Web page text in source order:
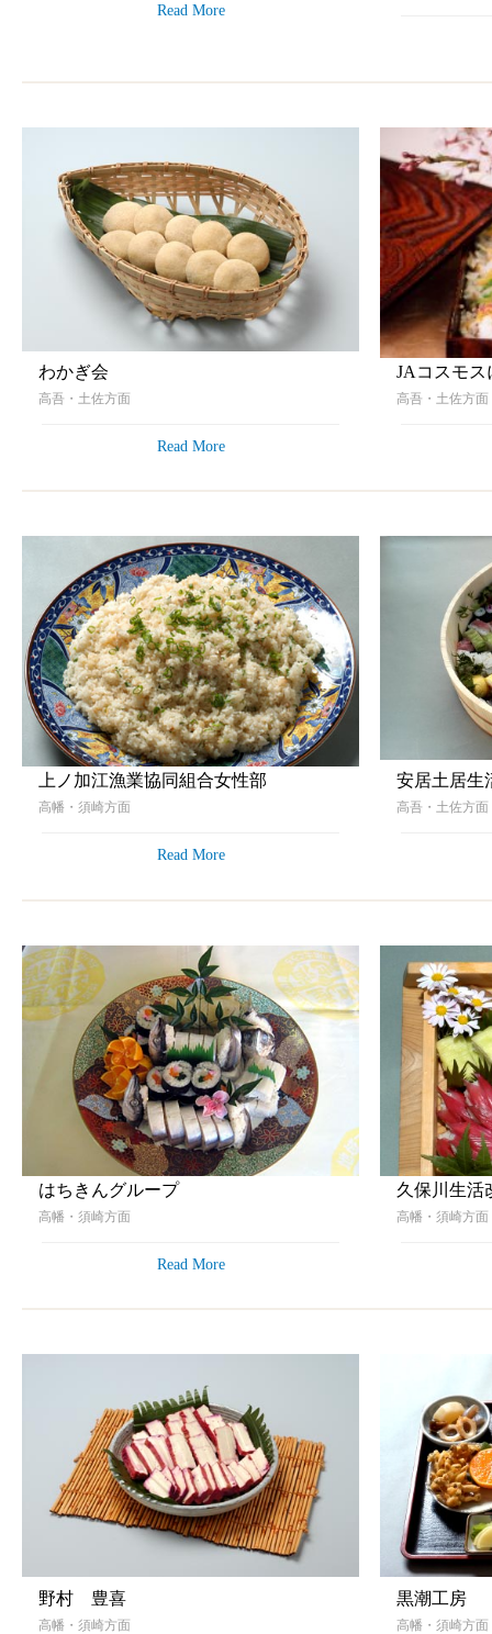
Read More
わかぎ会
高吾・土佐方面
Read More
JAコスモ
高吾・土佐方
上ノ加江漁業協同組合女性部
高幡・須崎方面
Read More
安居土居生
高吾・土佐方
はちきんグループ
高幡・須崎方面
Read More
久保川生活
高幡・須崎方
野村 豊喜
高幡・須崎方面
黒潮工房
高幡・須崎方